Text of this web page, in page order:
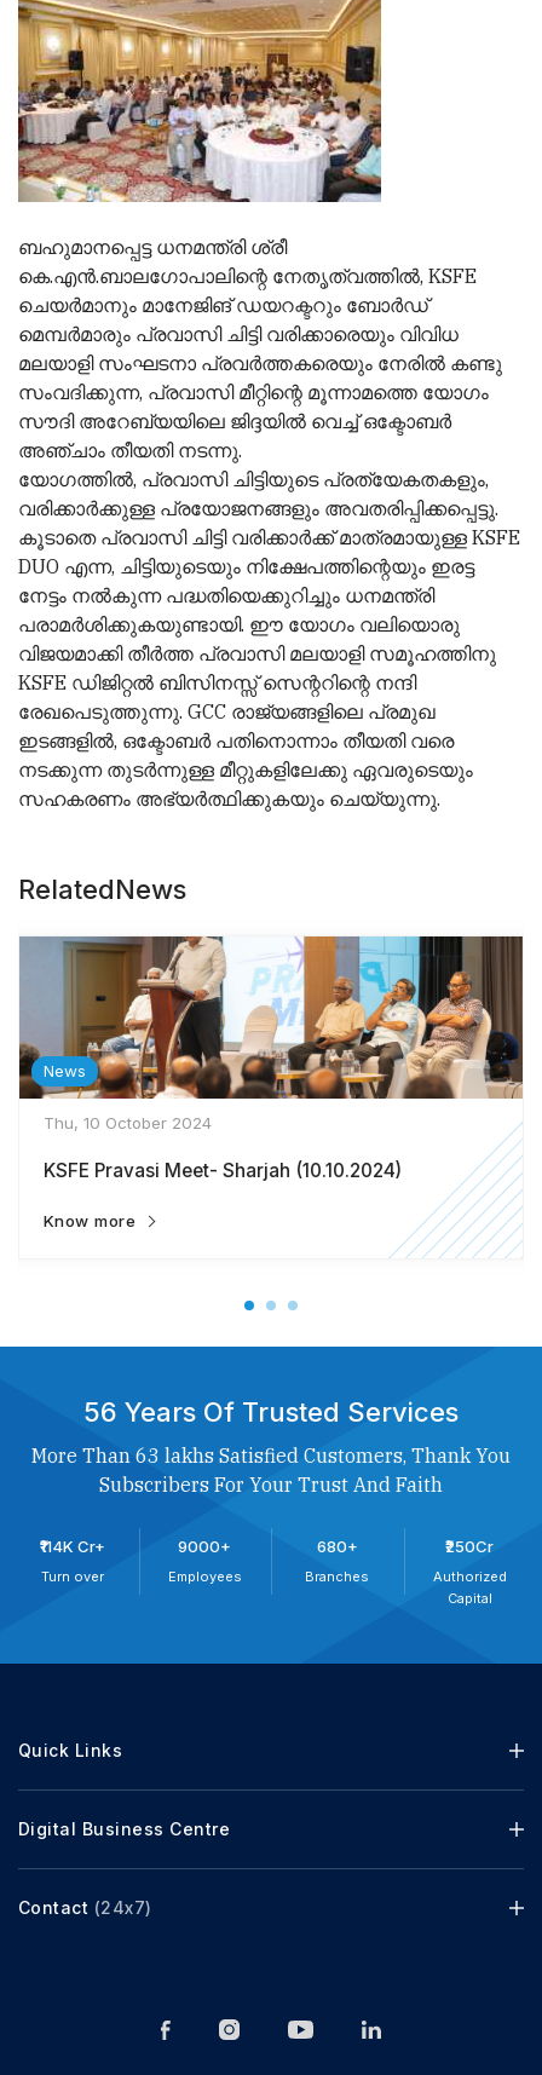
ബഹുമാനപ്പെട്ട ധനമന്ത്രി ശ്രീ
കെ.എൻ.ബാലഗോപാലിന്റെ നേതൃത്വത്തിൽ, KSFE
ചെയർമാനും മാനേജിങ് ഡയറക്ടറും ബോർഡ്
മെമ്പർമാരും പ്രവാസി ചിട്ടി വരിക്കാരെയും വിവിധ
മലയാളി സംഘടനാ പ്രവർത്തകരെയും നേരിൽ കണ്ടു
സംവദിക്കുന്ന, പ്രവാസി മീറ്റിന്റെ മൂന്നാമത്തെ യോഗം
സൗദി അറേബ്യയിലെ ജിദ്ദയിൽ വെച്ച് ഒക്ടോബർ
അഞ്ചാം തീയതി നടന്നു.
യോഗത്തിൽ, പ്രവാസി ചിട്ടിയുടെ പ്രത്യേകതകളും,
വരിക്കാർക്കുള്ള പ്രയോജനങ്ങളും അവതരിപ്പിക്കപ്പെട്ടു.
കൂടാതെ പ്രവാസി ചിട്ടി വരിക്കാർക്ക് മാത്രമായുള്ള KSFE
DUO എന്ന, ചിട്ടിയുടെയും നിക്ഷേപത്തിന്റെയും ഇരട്ട
നേട്ടം നൽകുന്ന പദ്ധതിയെക്കുറിച്ചും ധനമന്ത്രി
പരാമർശിക്കുകയുണ്ടായി. ഈ യോഗം വലിയൊരു
വിജയമാക്കി തീർത്ത പ്രവാസി മലയാളി സമൂഹത്തിനു
KSFE ഡിജിറ്റൽ ബിസിനസ്സ് സെന്ററിന്റെ നന്ദി
രേഖപെടുത്തുന്നു. GCC രാജ്യങ്ങളിലെ പ്രമുഖ
ഇടങ്ങളിൽ, ഒക്ടോബർ പതിനൊന്നാം തീയതി വരെ
നടക്കുന്ന തുടർന്നുള്ള മീറ്റുകളിലേക്കു ഏവരുടെയും
സഹകരണം അഭ്യർത്ഥിക്കുകയും ചെയ്യുന്നു.
RelatedNews
News
Thu, 10 October 2024
KSFE Pravasi Meet- Sharjah (10.10.2024)
Know more
56 Years Of Trusted Services
More Than 63 lakhs Satisfied Customers, Thank You
Subscribers For Your Trust And Faith
₹114K Cr+
Turn over
9000+
Employees
680+
Branches
₹250Cr
Authorized
Capital
Quick Links
Digital Business Centre
Contact (24x7)